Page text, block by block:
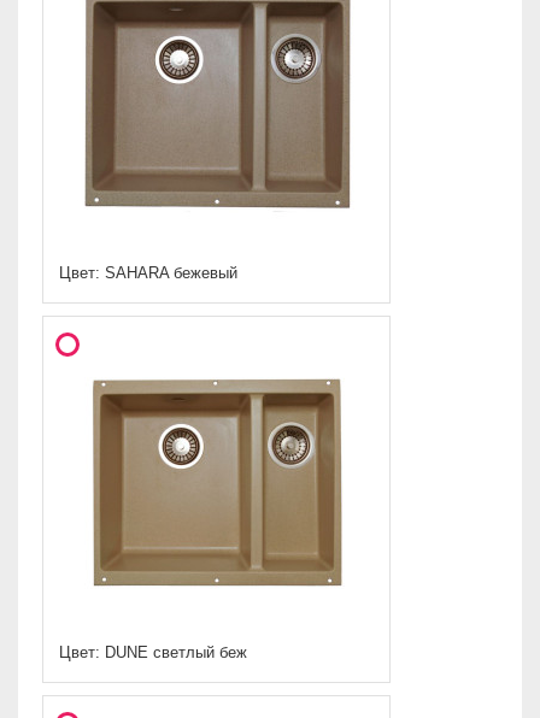
Цвет: SAHARA бежевый
Цвет: DUNE светлый беж